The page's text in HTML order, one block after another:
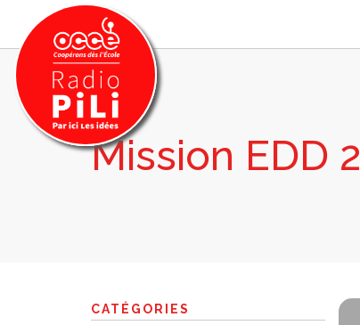
PRÉSENTATION
GRILLE DES PROGRAMMES
RECHERCHER
Mission EDD 2
CATÉGORIES